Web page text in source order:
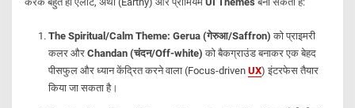
The Spiritual/Calm Theme: Gerua (गेरुआ/Saffron) को प्राइमरी
कलर और Chandan (चंदन/Off-white) को बैकग्राउंड बनाकर एक बेहद
पीसफुल और ध्यान केंद्रित करने वाला (Focus-driven UX) इंटरफेस तैयार
किया जा सकता है।